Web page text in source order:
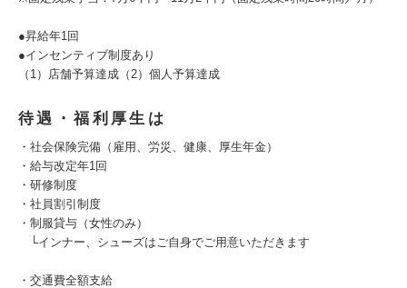
●昇給年1回
●インセンティブ制度あり
（1）店舗予算達成（2）個人予算達成
待遇・福利厚生は
・社会保険完備（雇用、労災、健康、厚生年金）
・給与改定年1回
・研修制度
・社員割引制度
・制服貸与（女性のみ）
└インナー、シューズはご自身でご用意いただきます
・交通費全額支給